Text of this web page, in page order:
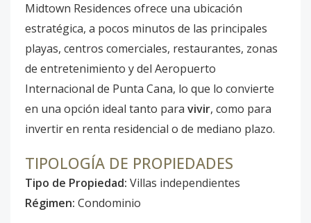
Midtown Residences ofrece una ubicación
estratégica, a pocos minutos de las principales
playas, centros comerciales, restaurantes, zonas
de entretenimiento y del Aeropuerto
Internacional de Punta Cana, lo que lo convierte
en una opción ideal tanto para vivir, como para
invertir en renta residencial o de mediano plazo.
TIPOLOGÍA DE PROPIEDADES
Tipo de Propiedad: Villas independientes
Régimen: Condominio